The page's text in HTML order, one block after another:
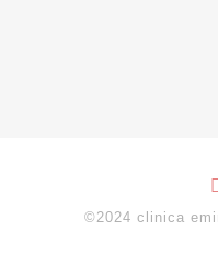
©2024 clinica